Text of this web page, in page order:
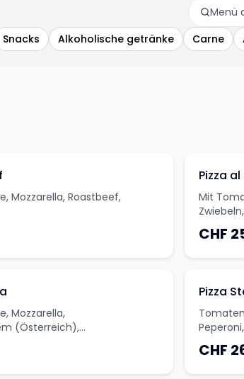
Snacks Alkoholische getränke Carne
Mozzarella, Roastbeef,
Pizza
Mit
CHF
Mozzarella,
(Österreich),
Pfeffer und Oregano
Pizza
CHF